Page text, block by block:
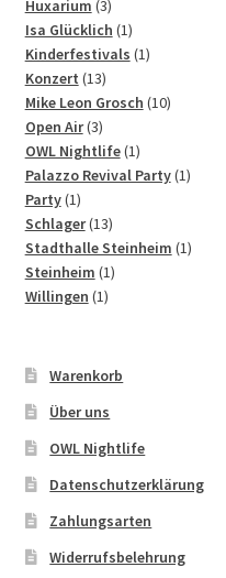
Huxarium 33
Produkte
Isa Glücklich 11
Produkt
Kinderfestivals 11
Konzert 1313
Produkte
Mike Leon Grosch 1010
Open Air 33
Produkte
OWL Nightlife 11
Produkt
Palazzo Revival Party 11
Party 11
Produkt
Schlager 1313
Produkte
Stadthalle Steinheim 11
Steinheim 11
Willingen 11
Warenkorb
Über uns
OWL Nightlife
Datenschutzerklärung
Zahlungsarten
Widerrufsbelehrung